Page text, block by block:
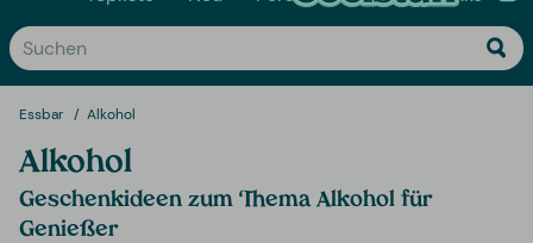
Essbar Alkohol
Alkohol
Geschenkideen zum Thema Alkohol für
Genießer